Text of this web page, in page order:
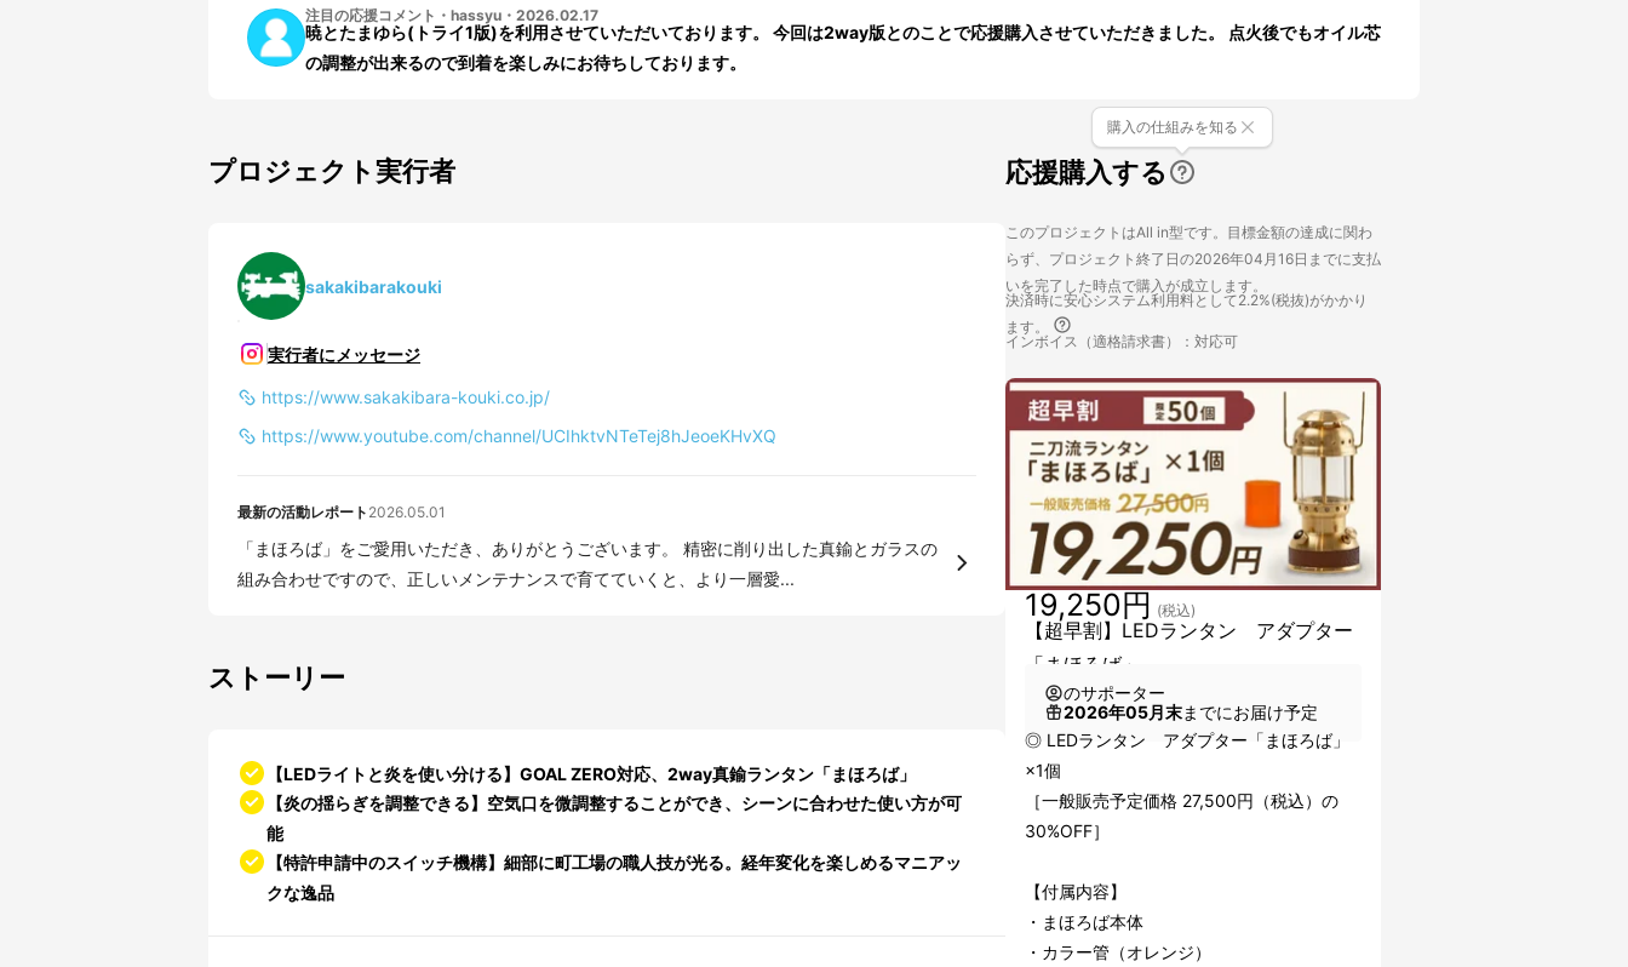
注目の応援コメント ・ hassyu ・ 2026.02.17
暁とたまゆら(トライ1版)を利用させていただいております。 今回は2way版とのことで応援購入させていただきました。 点火後でもオイル芯
の調整が出来るので到着を楽しみにお待ちしております。
プロジェクト実行者
sakakibarakouki
実行者にメッセージ
https://www.sakakibara-kouki.co.jp/
https://www.youtube.com/channel/UCIhktvNTeTej8hJeoeKHvXQ
最新の活動レポート 2026.05.01
「まほろば」をご愛用いただき、ありがとうございます。 精密に削り出した真鍮とガラスの
組み合わせですので、正しいメンテナンスで育てていくと、より一層愛...
ストーリー
【LEDライトと炎を使い分ける】GOAL ZERO対応、2way真鍮ランタン「まほろば」
【炎の揺らぎを調整できる】空気口を微調整することができ、シーンに合わせた使い方が可
能
【特許申請中のスイッチ機構】細部に町工場の職人技が光る。経年変化を楽しめるマニアッ
クな逸品
応援購入する
購入の仕組みを知る
このプロジェクトはAll in型です。目標金額の達成に関わ
らず、プロジェクト終了日の2026年04月16日までに支払
いを完了した時点で購入が成立します。
決済時に安心システム利用料として2.2%(税抜)がかかり
ます。
インボイス（適格請求書）：対応可
【超早割】LEDランタン アダプター
「まほろば」
19,250円 (税込)
のサポーター
2026年05月末までにお届け予定
◎ LEDランタン アダプター「まほろば」
×1個
［一般販売予定価格 27,500円（税込）の
30%OFF］
【付属内容】
・まほろば本体
・カラー管（オレンジ）